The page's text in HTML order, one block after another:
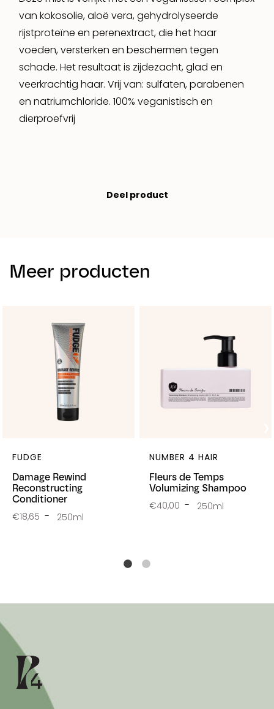
van kokosolie, aloë vera, gehydrolyseerde
rijstproteïne en perenextract, die het haar
voeden, versterken en beschermen tegen
schade. Het resultaat is zijdezacht, glad en
veerkrachtig haar. Vrij van: sulfaten, parabenen
en natriumchloride. 100% veganistisch en
dierproefvrij
Deel product
Meer producten
Damage Rewind
Reconstructing
Conditioner
FUDGE
€18,65 250ml
Fleurs de Temps
Volumizing Shampoo
NUMBER 4 HAIR
€40,00 250ml